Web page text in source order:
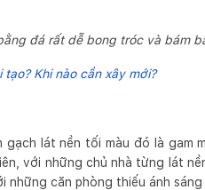
đá rất dễ bong tróc và bám
Khi nào cần xây mới?
lát nền tối màu đó là gam
với những chủ nhà từng lát
những căn phòng thiếu ánh sáng